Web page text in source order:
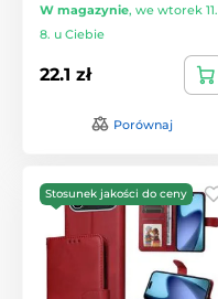
W magazynie, we wtorek 11.
8. u Ciebie
22.1 zł
Porównaj
Stosunek jakości do ceny